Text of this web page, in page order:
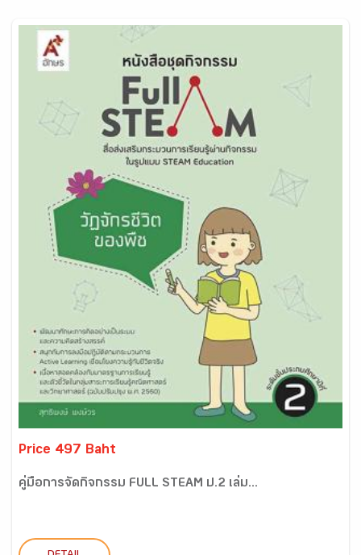
Price 497 Baht
คู่มือการจัดกิจกรรม FULL STEAM ป.2 เล่ม...